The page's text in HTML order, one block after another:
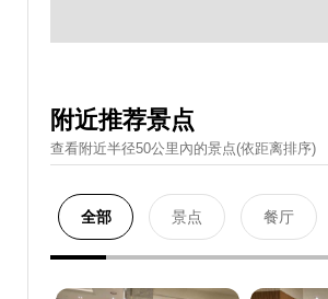
附近推荐景点
查看附近半径50公里內的景点(依距离排序)
全部 景点 餐厅